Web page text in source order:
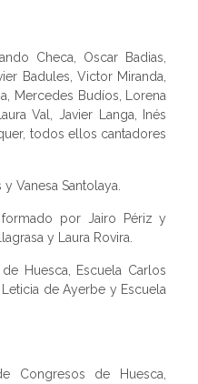
Checa, Oscar Badias,
Badules, Victor Miranda,
Mercedes Budíos, Lorena
Val, Javier Langa, Inés
todos ellos cantadores
Vanesa Santolaya.
por Jairo Périz y
y Laura Rovira.
Huesca, Escuela Carlos
de Ayerbe y Escuela
Congresos de Huesca,